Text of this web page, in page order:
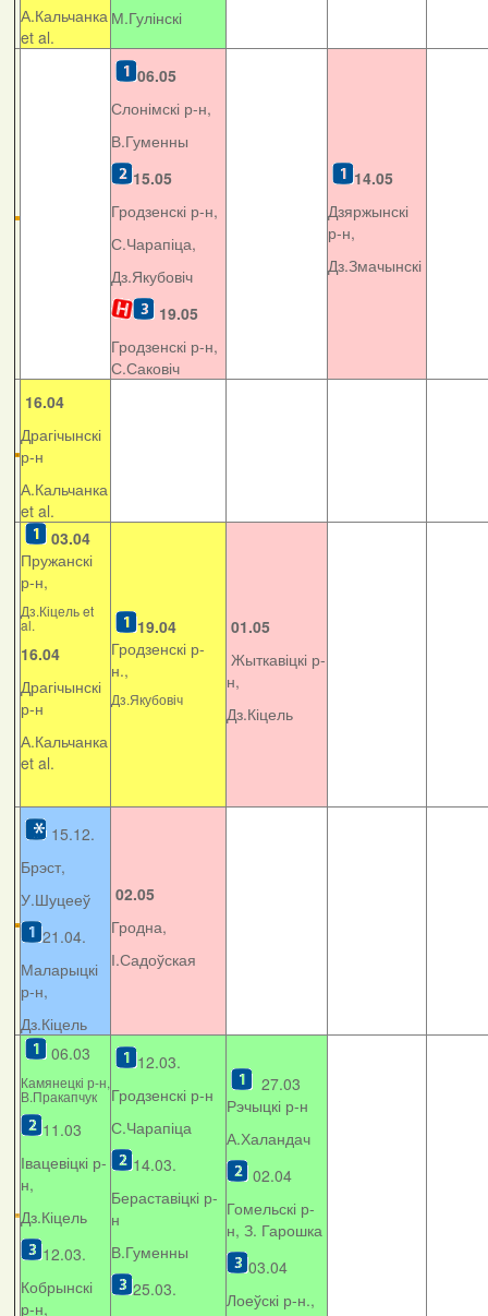
А.Кальчанка
et al.
М.Гулінскі
06.05
Слонімскі р-н,
В.Гуменны
15.05
Гродзенскі р-н,
С.Чарапіца,
Дз.Якубовіч
19.05
Гродзенскі р-н,
С.Саковіч
14.05
Дзяржынскі
р-н,
Дз.Змачынскі
16.04
Драгічынскі
р-н
А.Кальчанка
et al.
03.04
Пружанскі
р-н,
Дз.Кіцель et
al.
16.04
Драгічынскі
р-н
А.Кальчанка
et al.
19.04
Гродзенскі р-
н.,
Дз.Якубовіч
01.05
Жыткавіцкі р-
н,
Дз.Кіцель
15.12.
Брэст,
У.Шуцееў
21.04.
Маларыцкі
р-н,
Дз.Кіцель
02.05
Гродна,
І.Садоўская
06.03
Камянецкі р-н,
В.Пракапчук
11.03
Івацевіцкі р-
н,
Дз.Кіцель
12.03.
Кобрынскі
р-н,
12.03.
Гродзенскі р-н
С.Чарапіца
14.03.
Бераставіцкі р-
н
В.Гуменны
25.03.
27.03
Рэчыцкі р-н
А.Халандач
02.04
Гомельскі р-
н, З. Гарошка
03.04
Лоеўскі р-н.,